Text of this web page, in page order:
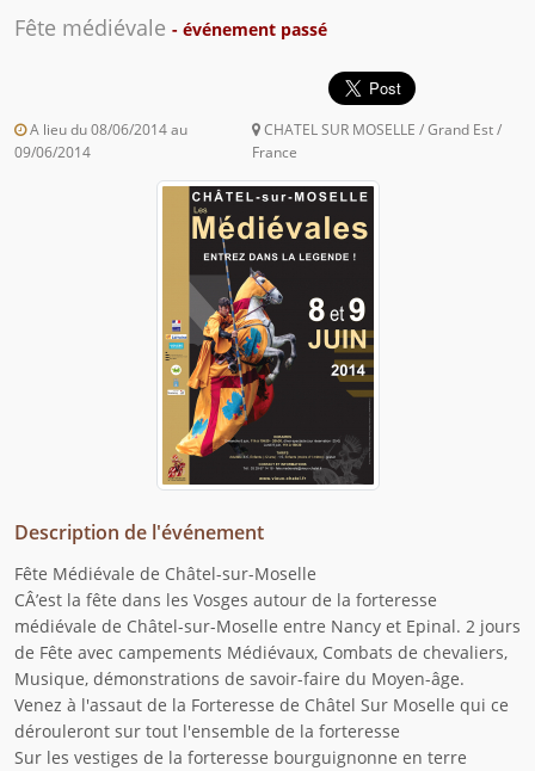
Fête médiévale - événement passé
A lieu du 08/06/2014 au
09/06/2014
CHATEL SUR MOSELLE / Grand Est /
France
Description de l'événement
Fête Médiévale de Châtel-sur-Moselle
CÂ’est la fête dans les Vosges autour de la forteresse
médiévale de Châtel-sur-Moselle entre Nancy et Epinal. 2 jours
de Fête avec campements Médiévaux, Combats de chevaliers,
Musique, démonstrations de savoir-faire du Moyen-âge.
Venez à l'assaut de la Forteresse de Châtel Sur Moselle qui ce
dérouleront sur tout l'ensemble de la forteresse
Sur les vestiges de la forteresse bourguignonne en terre